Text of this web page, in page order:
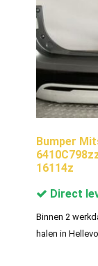
Bumper
16114z
Direct
Binnen 2
halen in